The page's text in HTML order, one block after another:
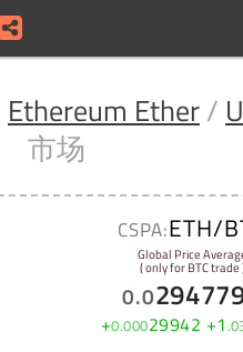
Ethereum Ether/
市场
CSPA:ETH/
Global Price
( only for BTC trade
0.0
+0.00029942 +1.